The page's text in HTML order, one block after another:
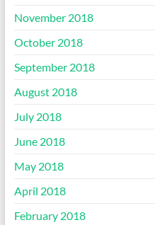
November 2018
October 2018
September 2018
August 2018
July 2018
June 2018
May 2018
April 2018
February 2018